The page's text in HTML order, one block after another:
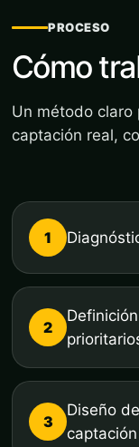
PROCESO
Cómo
Un método claro
captación real,
1
2
3
Diseño
captación